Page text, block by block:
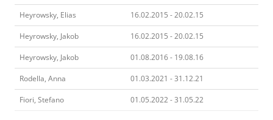
Heyrowsky, Elias 16.02.2015 - 20.02.15
Heyrowsky, Jakob 16.02.2015 - 20.02.15
Heyrowsky, Jakob 01.08.2016 - 19.08.16
Rodella, Anna 01.03.2021 - 31.12.21
Fiori, Stefano 01.05.2022 - 31.05.22